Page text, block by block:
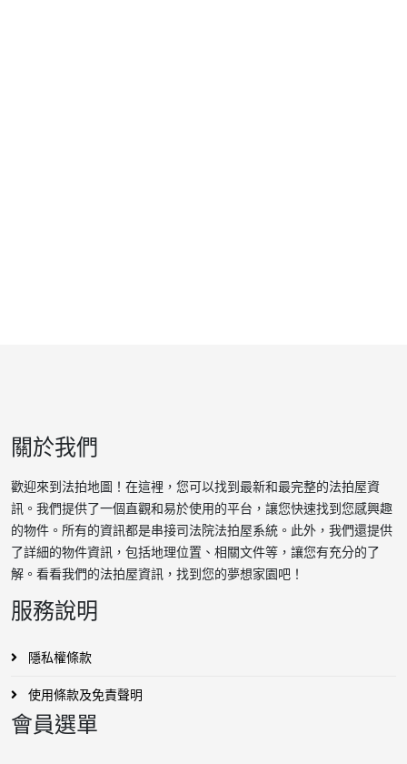
關於我們
歡迎來到法拍地圖！在這裡，您可以找到最新和最完整的法拍屋資
訊。我們提供了一個直觀和易於使用的平台，讓您快速找到您感興趣
的物件。所有的資訊都是串接司法院法拍屋系統。此外，我們還提供
了詳細的物件資訊，包括地理位置、相關文件等，讓您有充分的了
解。看看我們的法拍屋資訊，找到您的夢想家園吧！
服務說明
隱私權條款
使用條款及免責聲明
會員選單